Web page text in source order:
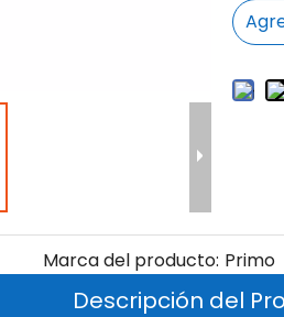
Marca del producto: Primo
Descripción del